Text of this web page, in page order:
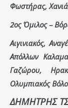
Φωστήρας,
2ος Όμιλος –
Αιγινιακός,
Απόλλων
Γαζώρου,
Ολυμπιακός
ΔΗΜΗΤΡΗΣ